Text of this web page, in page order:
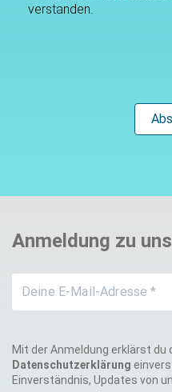
verstanden.
Anmeldung zu
Mit der Anmeldung erklärst du
Datenschutzerklärung
Einverständnis, Updates von